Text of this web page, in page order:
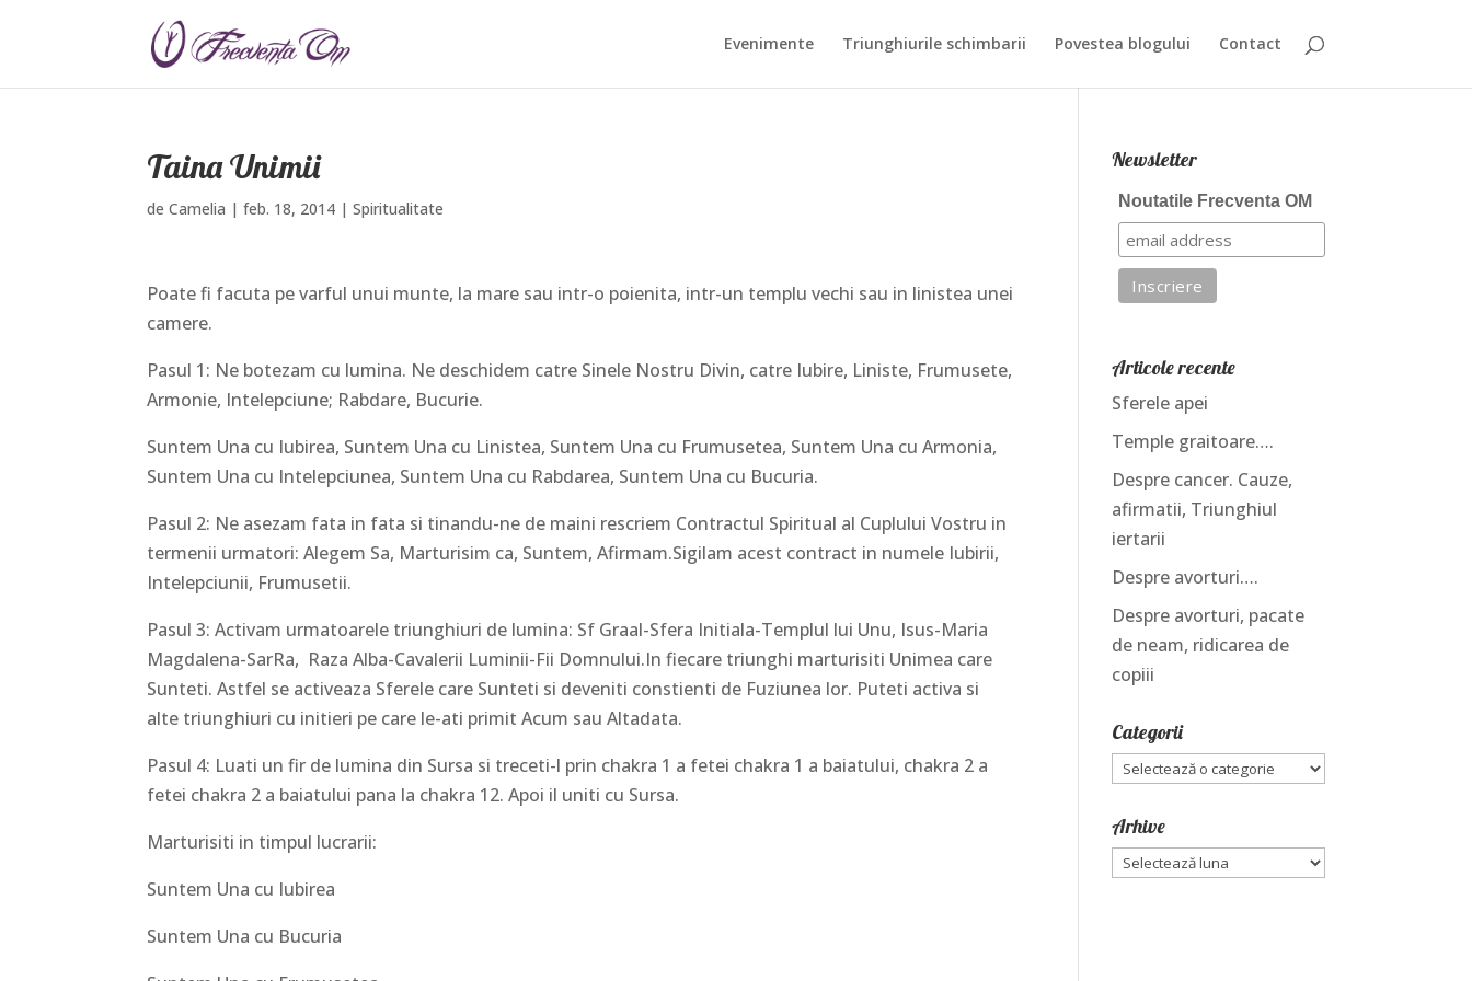
Evenimente Triunghiurile schimbarii Povestea blogului Contact
Taina Unimii
deCamelia |feb. 18, 2014 |Spiritualitate
Poate fi facuta pe varful unui munte, la mare sau intr-o poienita, intr-un templu vechi sau in linistea unei
camere.
Pasul 1: Ne botezam cu lumina. Ne deschidem catre Sinele Nostru Divin, catre Iubire, Liniste, Frumusete,
Armonie, Intelepciune; Rabdare, Bucurie.
Suntem Una cu Iubirea, Suntem Una cu Linistea, Suntem Una cu Frumusetea, Suntem Una cu Armonia,
Suntem Una cu Intelepciunea, Suntem Una cu Rabdarea, Suntem Una cu Bucuria.
Pasul 2: Ne asezam fata in fata si tinandu-ne de maini rescriem Contractul Spiritual al Cuplului Vostru in
termenii urmatori: Alegem Sa, Marturisim ca, Suntem, Afirmam.Sigilam acest contract in numele Iubirii,
Intelepciunii, Frumusetii.
Pasul 3: Activam urmatoarele triunghiuri de lumina: Sf Graal-Sfera Initiala-Templul lui Unu, Isus-Maria
Magdalena-SarRa, Raza Alba-Cavalerii Luminii-Fii Domnului.In fiecare triunghi marturisiti Unimea care
Sunteti. Astfel se activeaza Sferele care Sunteti si deveniti constienti de Fuziunea lor. Puteti activa si
alte triunghiuri cu initieri pe care le-ati primit Acum sau Altadata.
Pasul 4: Luati un fir de lumina din Sursa si treceti-l prin chakra 1 a fetei chakra 1 a baiatului, chakra 2 a
fetei chakra 2 a baiatului pana la chakra 12. Apoi il uniti cu Sursa.
Marturisiti in timpul lucrarii:
Suntem Una cu Iubirea
Suntem Una cu Bucuria
Newsletter
Noutatile Frecventa OM
Articole recente
Sferele apei
Temple graitoare….
Despre cancer. Cauze,
afirmatii, Triunghiul
iertarii
Despre avorturi….
Despre avorturi, pacate
de neam, ridicarea de
copiii
Categorii
Categorii
Arhive
Arhive